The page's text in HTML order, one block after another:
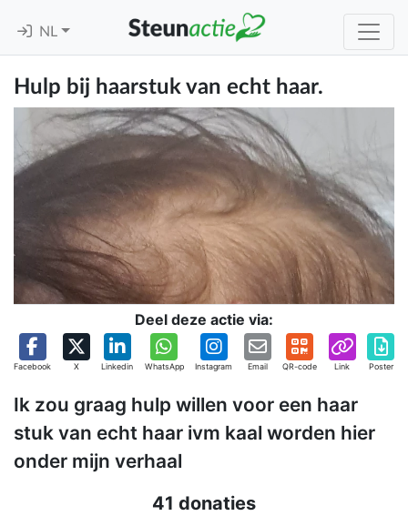
NL
Hulp bij haarstuk van echt haar.
Deel deze actie via:
Facebook X Linkedin WhatsApp Instagram Email QR-code Link Poster
Ik zou graag hulp willen voor een haar
stuk van echt haar ivm kaal worden hier
onder mijn verhaal
41 donaties